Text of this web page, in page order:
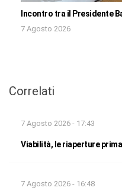
Incontro tra il Presidente
7 Agosto 2026
Correlati
7 Agosto 2026 - 17:43
Viabilità, le riaperture
7 Agosto 2026 - 16:48